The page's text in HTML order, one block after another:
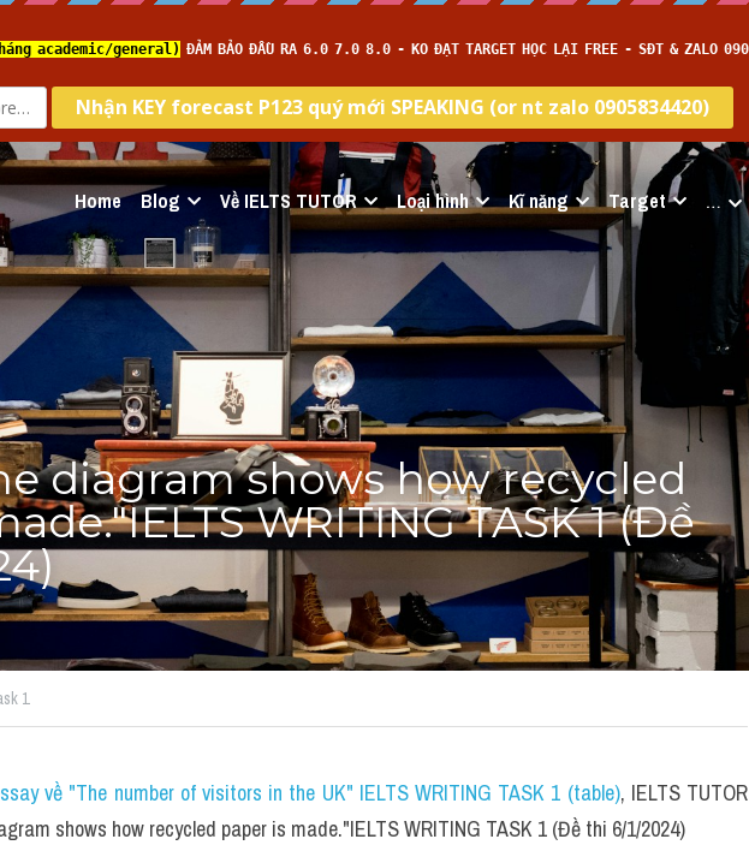
Home Blog Về IELTS TUTOR Loại hình Kĩ năng Target …
diagram shows how recycled
WRITING TASK 1 (Đề
1
về "The number of visitors in the UK" IELTS WRITING TASK 1 (table), IELTS TUTOR
shows how recycled paper is made."IELTS WRITING TASK 1 (Đề thi 6/1/2024)